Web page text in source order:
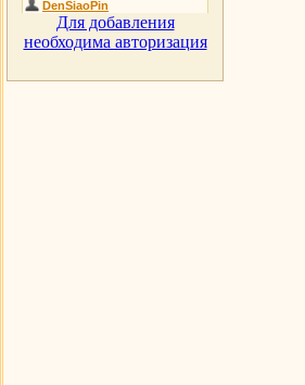
Для добавления
необходима авторизация